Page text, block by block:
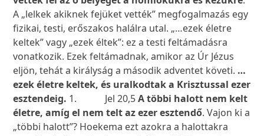
A „lelkek akiknek fejüket vették” megfogalmazás egy
fizikai, testi, erőszakos halálra utal. „…ezek életre
keltek” vagy „ezek éltek”: ez a testi feltámadásra
vonatkozik. Ezek feltámadnak, amikor az Úr Jézus
eljön, tehát a királyság a második adventet követi. …
ezek életre keltek, és uralkodtak a Krisztussal ezer
esztendeig. 1. Jel 20,5A többi halott nem kelt
életre, amíg el nem telt az ezer esztendő. Vajon ki a
„többi halott”? Hoekema ezt azokra a halottakra